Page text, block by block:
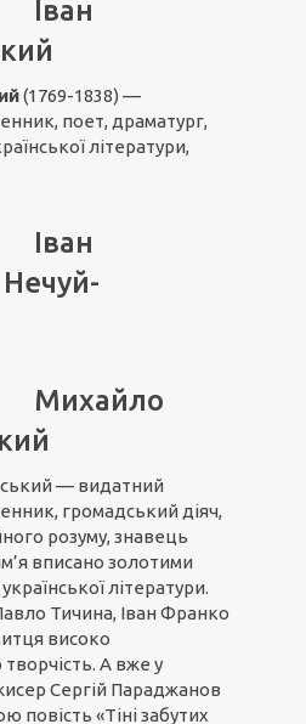
Іван
(1769-1838) —
поет, драматург,
літератури,
Іван
Михайло
— видатний
громадський діяч,
розуму, знавець
вписано золотими
літератури.
Тичина, Іван Франко
високо
А вже у
Сергій Параджанов
повість «Тіні забутих